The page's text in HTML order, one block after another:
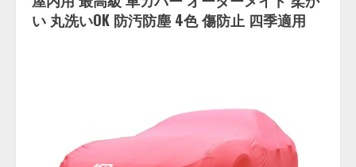
い 丸洗いOK 防汚防塵 4色 傷防止 四季適用